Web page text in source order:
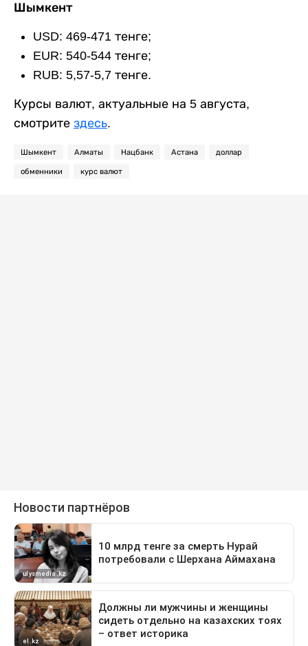
Шымкент
USD: 469-471 тенге;
EUR: 540-544 тенге;
RUB: 5,57-5,7 тенге.
Курсы валют, актуальные на 5 августа,
смотрите здесь.
Шымкент Алматы Нацбанк Астана доллар
обменники курс валют